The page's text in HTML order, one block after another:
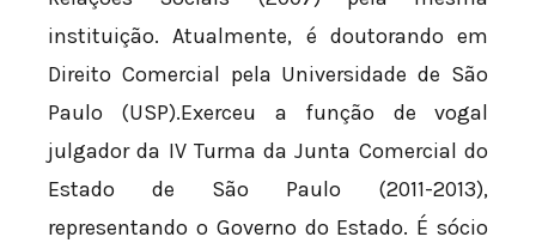
instituição. Atualmente, é doutorando em
Direito Comercial pela Universidade de São
Paulo (USP).Exerceu a função de vogal
julgador da IV Turma da Junta Comercial do
Estado de São Paulo (2011-2013),
representando o Governo do Estado. É sócio